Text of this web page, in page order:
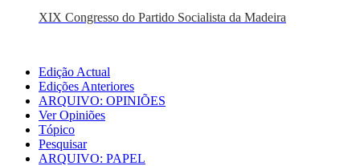
XIX Congresso do Partido Socialista da Madeira
Edição Actual
Edições Anteriores
ARQUIVO: OPINIÕES
Ver Opiniões
Tópico
Pesquisar
ARQUIVO: PAPEL